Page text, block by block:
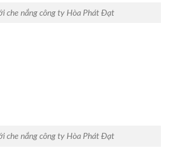
che nắng công ty Hòa Phát Đạt
che nắng công ty Hòa Phát Đạt